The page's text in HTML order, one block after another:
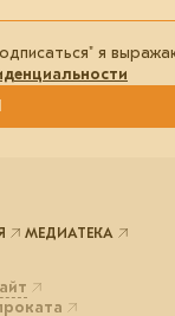
я
МЕДИАТЕКА